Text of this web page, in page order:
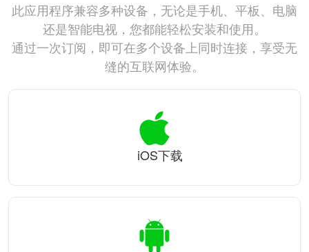
此应用程序兼容多种设备，无论是手机、平板、电脑
还是智能电视，您都能轻松安装和使用。
通过一次订阅，即可在多个设备上同时连接，享受无
缝的互联网体验。
iOS下载